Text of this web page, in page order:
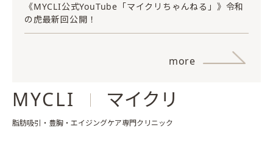
《MYCLI公式YouTube「マイクリちゃんねる」》令和
の虎最新回公開！
more
MYCLI マイクリ
脂肪吸引・豊胸・エイジングケア専門クリニック